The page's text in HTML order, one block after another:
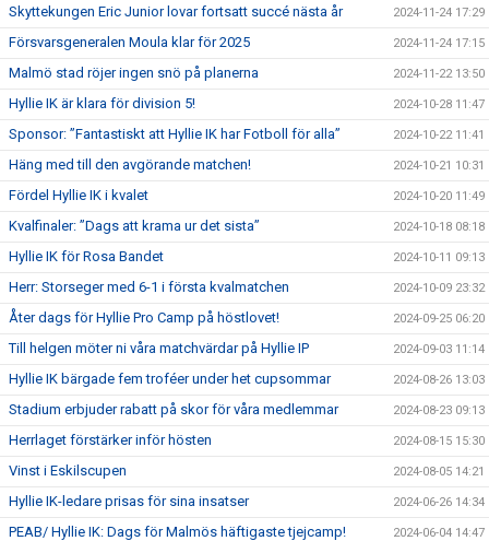
Skyttekungen Eric Junior lovar fortsatt succé nästa år 2024-11-24 17:29
Försvarsgeneralen Moula klar för 2025 2024-11-24 17:15
Malmö stad röjer ingen snö på planerna 2024-11-22 13:50
Hyllie IK är klara för division 5! 2024-10-28 11:47
Sponsor: ”Fantastiskt att Hyllie IK har Fotboll för alla” 2024-10-22 11:41
Häng med till den avgörande matchen! 2024-10-21 10:31
Fördel Hyllie IK i kvalet 2024-10-20 11:49
Kvalfinaler: ”Dags att krama ur det sista” 2024-10-18 08:18
Hyllie IK för Rosa Bandet 2024-10-11 09:13
Herr: Storseger med 6-1 i första kvalmatchen 2024-10-09 23:32
Åter dags för Hyllie Pro Camp på höstlovet! 2024-09-25 06:20
Till helgen möter ni våra matchvärdar på Hyllie IP 2024-09-03 11:14
Hyllie IK bärgade fem troféer under het cupsommar 2024-08-26 13:03
Stadium erbjuder rabatt på skor för våra medlemmar 2024-08-23 09:13
Herrlaget förstärker inför hösten 2024-08-15 15:30
Vinst i Eskilscupen 2024-08-05 14:21
Hyllie IK-ledare prisas för sina insatser 2024-06-26 14:34
PEAB/ Hyllie IK: Dags för Malmös häftigaste tjejcamp! 2024-06-04 14:47